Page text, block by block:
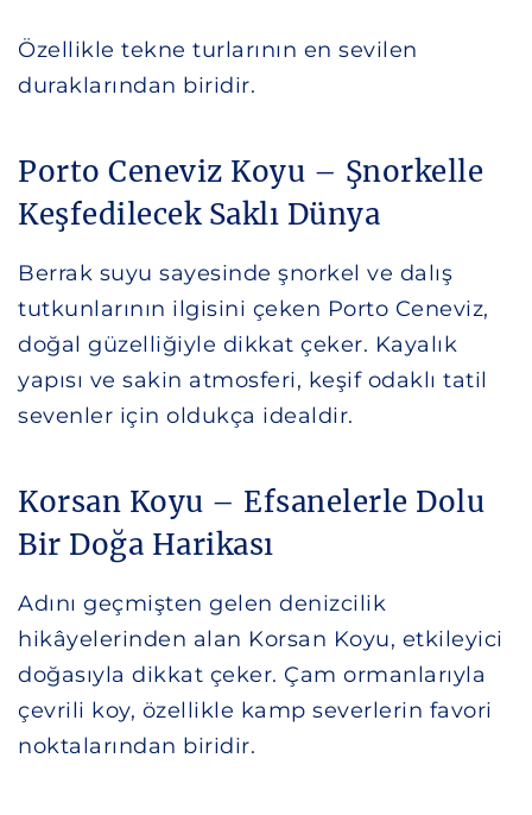
Özellikle tekne turlarının en sevilen
duraklarından biridir.
Porto Ceneviz Koyu – Şnorkelle
Keşfedilecek Saklı Dünya
Berrak suyu sayesinde şnorkel ve dalış
tutkunlarının ilgisini çeken Porto Ceneviz,
doğal güzelliğiyle dikkat çeker. Kayalık
yapısı ve sakin atmosferi, keşif odaklı tatil
sevenler için oldukça idealdir.
Korsan Koyu – Efsanelerle Dolu
Bir Doğa Harikası
Adını geçmişten gelen denizcilik
hikâyelerinden alan Korsan Koyu, etkileyici
doğasıyla dikkat çeker. Çam ormanlarıyla
çevrili koy, özellikle kamp severlerin favori
noktalarından biridir.